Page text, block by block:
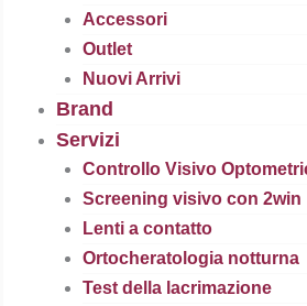
Accessori
Outlet
Nuovi Arrivi
Brand
Servizi
Controllo Visivo
Screening visivo con 2win
Lenti a contatto
Ortocheratologia notturna
Test della lacrimazione